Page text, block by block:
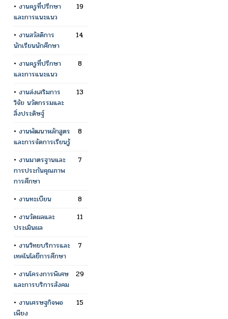
• งานครูที่ปรึกษา
และการแนะแนว
19
• งานสวัสดิการ
นักเรียนนักศึกษา
14
• งานครูที่ปรึกษา
และการแนะแนว
8
• งานส่งเสริมการ
วิจัย นวัตกรรมและ
สิ่งประดิษฐ์
13
• งานพัฒนาหลักสูตร
และการจัดการเรียนรู้
8
• งานมาตรฐานและ
การประกันคุณภาพ
การศึกษา
7
• งานทะเบียน
8
• งานวัดผลและ
ประเมินผล
11
• งานวิทยบริการและ
เทคโนโลยีการศึกษา
7
• งานโครงการพิเศษ
และการบริการสังคม
29
• งานเศรษฐกิจพอ
เพียง
15